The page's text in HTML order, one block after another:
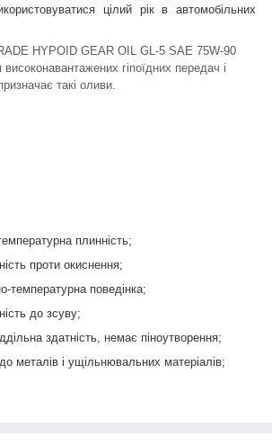
цілий рік в автомобільних
HYPOID GEAR OIL GL-5 SAE 75W-90
гіпоїдних передач і
такі оливи.
плинність;
проти окиснення;
температурна поведінка;
до зсуву;
здатність, немає піноутворення;
металів і ущільнювальних матеріалів;